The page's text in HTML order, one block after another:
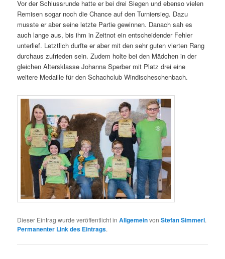
Vor der Schlussrunde hatte er bei drei Siegen und ebenso vielen
Remisen sogar noch die Chance auf den Turniersieg. Dazu
musste er aber seine letzte Partie gewinnen. Danach sah es
auch lange aus, bis ihm in Zeitnot ein entscheidender Fehler
unterlief. Letztlich durfte er aber mit den sehr guten vierten Rang
durchaus zufrieden sein. Zudem holte bei den Mädchen in der
gleichen Altersklasse Johanna Sperber mit Platz drei eine
weitere Medaille für den Schachclub Windischeschenbach.
Dieser Eintrag wurde veröffentlicht inAllgemeinvonStefan Simmerl.
Permanenter Link des Eintrags.